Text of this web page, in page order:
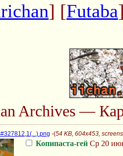
] [Futaba
Archives —
-(54 KB, 604x453,
Копипаста-гей Ср 20